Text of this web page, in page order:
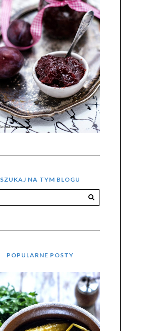
SZUKAJ NA TYM BLOGU
POPULARNE POSTY